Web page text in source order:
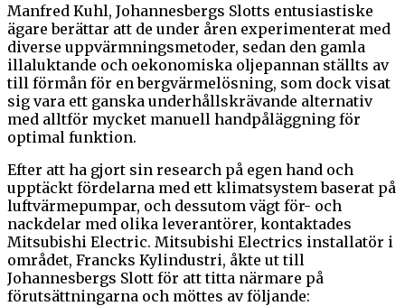
Manfred Kuhl, Johannesbergs Slotts entusiastiske
ägare berättar att de under åren experimenterat med
diverse uppvärmningsmetoder, sedan den gamla
illaluktande och oekonomiska oljepannan ställts av
till förmån för en bergvärmelösning, som dock visat
sig vara ett ganska underhållskrävande alternativ
med alltför mycket manuell handpåläggning för
optimal funktion.
Efter att ha gjort sin research på egen hand och
upptäckt fördelarna med ett klimatsystem baserat på
luftvärmepumpar, och dessutom vägt för- och
nackdelar med olika leverantörer, kontaktades
Mitsubishi Electric. Mitsubishi Electrics installatör i
området, Francks Kylindustri, åkte ut till
Johannesbergs Slott för att titta närmare på
förutsättningarna och möttes av följande: